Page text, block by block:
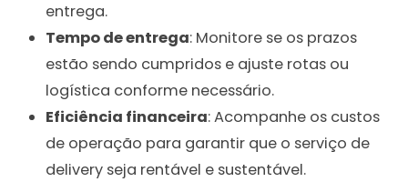
entrega.
Tempo de entrega: Monitore se os prazos
estão sendo cumpridos e ajuste rotas ou
logística conforme necessário.
Eficiência financeira: Acompanhe os custos
de operação para garantir que o serviço de
delivery seja rentável e sustentável.